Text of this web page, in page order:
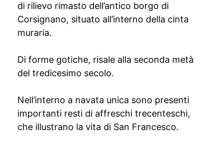
di rilievo rimasto dell’antico borgo di
Corsignano, situato all’interno della cinta
muraria.
Di forme gotiche, risale alla seconda metà
del tredicesimo secolo.
Nell’interno a navata unica sono presenti
importanti resti di affreschi trecenteschi,
che illustrano la vita di San Francesco.